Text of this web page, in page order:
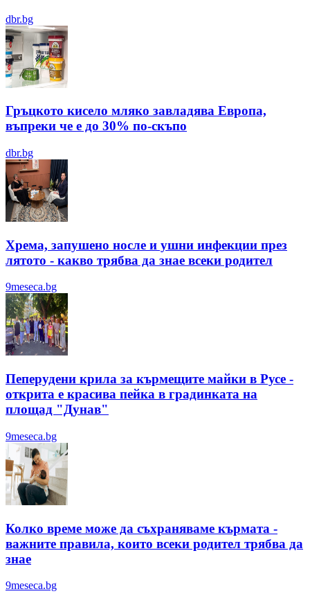
dbr.bg
Гръцкото кисело мляко завладява Европа,
въпреки че е до 30% по-скъпо
dbr.bg
Хрема, запушено носле и ушни инфекции през
лятотo - какво трябва да знае всеки родител
9meseca.bg
Пеперудени крила за кърмещите майки в Русе -
открита е красива пейка в градинката на
площад "Дунав"
9meseca.bg
Колко време може да съхраняваме кърмата -
важните правила, които всеки родител трябва да
знае
9meseca.bg